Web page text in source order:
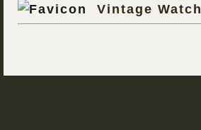
Vintage Watch